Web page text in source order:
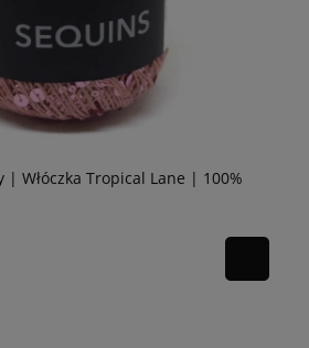
| Włóczka Tropical Lane | 100%